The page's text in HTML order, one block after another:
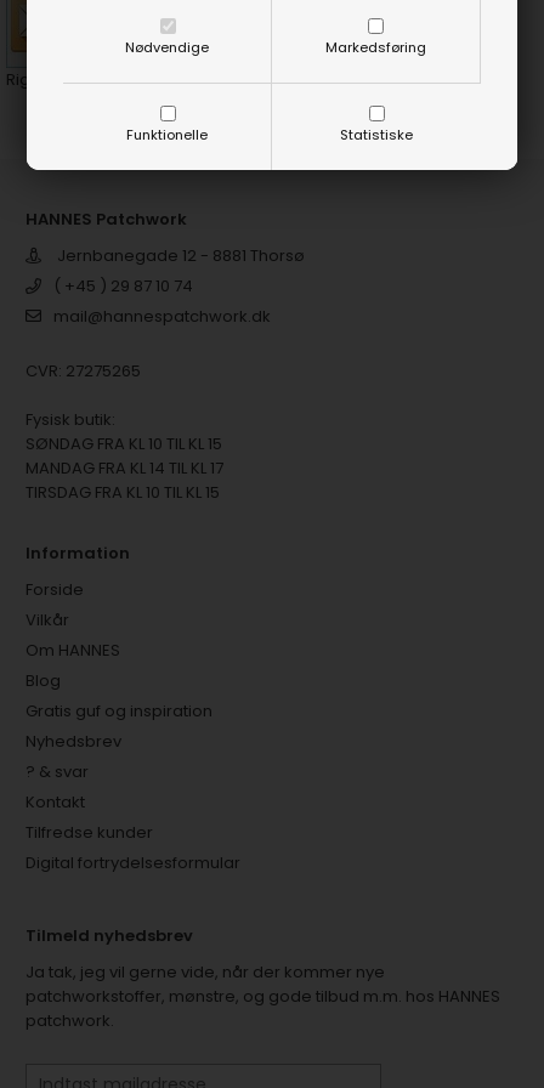
Nødvendige Markedsføring
Funktionelle Statistiske
Rigtig god fornøjelse.
HANNES Patchwork
Jernbanegade 12 - 8881 Thorsø
( +45 ) 29 87 10 74
mail@hannespatchwork.dk
CVR: 27275265
Fysisk butik:
SØNDAG FRA KL 10 TIL KL 15
MANDAG FRA KL 14 TIL KL 17
TIRSDAG FRA KL 10 TIL KL 15
Information
Forside
Vilkår
Om HANNES
Blog
Gratis guf og inspiration
Nyhedsbrev
? & svar
Kontakt
Tilfredse kunder
Digital fortrydelsesformular
Tilmeld nyhedsbrev
Ja tak, jeg vil gerne vide, når der kommer nye
patchworkstoffer, mønstre, og gode tilbud m.m. hos HANNES
patchwork.